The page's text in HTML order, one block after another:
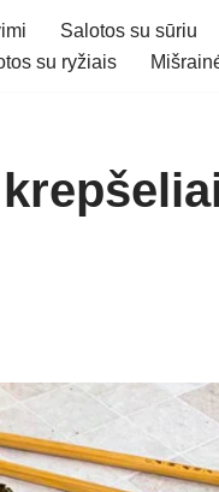
Salotos su sūriu
su ryžiais